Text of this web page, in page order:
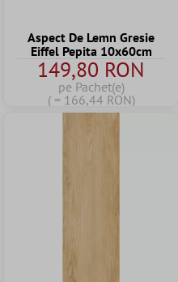
Aspect De Lemn Gresie
Eiffel Pepita 10x60cm
149,80 RON
pe Pachet(e)
( = 166,44 RON)